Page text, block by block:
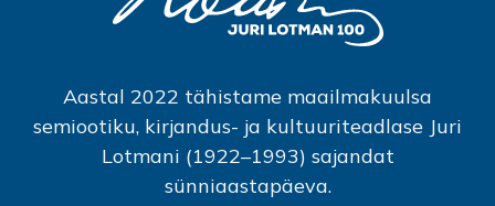
Aastal 2022 tähistame maailmakuulsa
semiootiku, kirjandus- ja kultuuriteadlase Juri
Lotmani (1922–1993) sajandat
sünniaastapäeva.